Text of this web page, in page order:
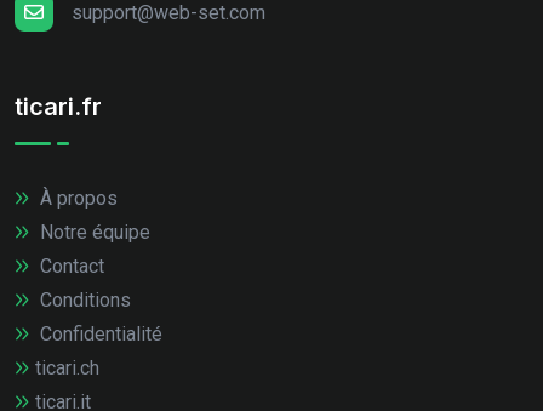
support@web-set.com
ticari.fr
À propos
Notre équipe
Contact
Conditions
Confidentialité
ticari.ch
ticari.it